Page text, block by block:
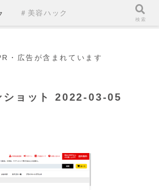
・広告が含まれています
ショット 2022-03-05
＃美容ハック
検索